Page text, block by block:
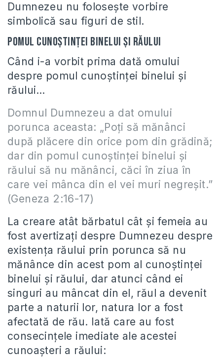
Dumnezeu nu foloseşte vorbire
simbolică sau figuri de stil.
Pomul cunoştinţei binelui şi răului
Când i-a vorbit prima dată omului
despre pomul cunoştinţei binelui şi
răului…
Domnul Dumnezeu a dat omului
porunca aceasta: „Poţi să mănânci
după plăcere din orice pom din grădină;
dar din pomul cunoştinţei binelui şi
răului să nu mănânci, căci în ziua în
care vei mânca din el vei muri negreşit.”
(Geneza 2:16-17)
La creare atât bărbatul cât şi femeia au
fost avertizaţi despre Dumnezeu despre
existenţa răului prin porunca să nu
mănânce din acest pom al cunoştinţei
binelui şi răului, dar atunci când ei
singuri au mâncat din el, răul a devenit
parte a naturii lor, natura lor a fost
afectată de rău. Iată care au fost
consecinţele imediate ale acestei
cunoaşteri a răului: